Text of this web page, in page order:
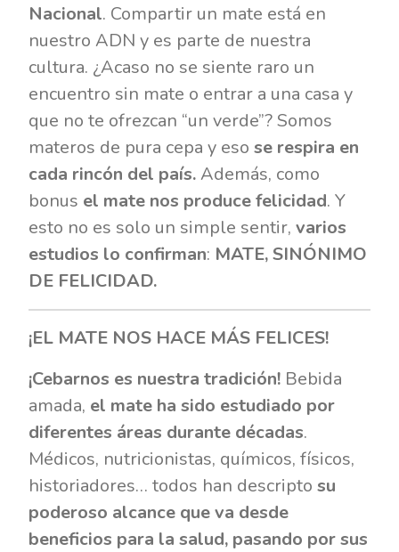
Nacional. Compartir un mate está en
nuestro ADN y es parte de nuestra
cultura. ¿Acaso no se siente raro un
encuentro sin mate o entrar a una casa y
que no te ofrezcan “un verde”? Somos
materos de pura cepa y esose respira en
cada rincón del país.Además, como
bonus el mate nos produce felicidad. Y
esto no es solo un simple sentir,varios
estudios lo confirman: MATE, SINÓNIMO
DE FELICIDAD.
¡EL MATE NOS HACE MÁS FELICES!
¡Cebarnos es nuestra tradición! Bebida
amada, el mate ha sido estudiado por
diferentes áreas durante décadas.
Médicos, nutricionistas, químicos, físicos,
historiadores… todos han descriptosu
poderoso alcance que va desde
beneficios para la salud, pasando por sus